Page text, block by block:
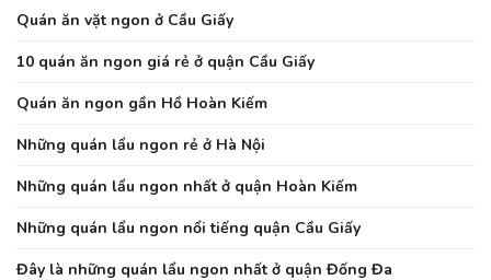
Quán ăn vặt ngon ở Cầu Giấy
10 quán ăn ngon giá rẻ ở quận Cầu Giấy
Quán ăn ngon gần Hồ Hoàn Kiếm
Những quán lẩu ngon rẻ ở Hà Nội
Những quán lẩu ngon nhất ở quận Hoàn Kiếm
Những quán lẩu ngon nổi tiếng quận Cầu Giấy
Đây là những quán lẩu ngon nhất ở quận Đống Đa